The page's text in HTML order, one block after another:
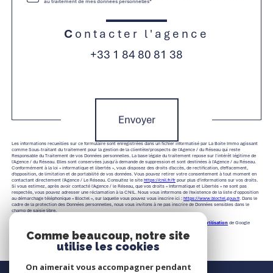
Contacter l'agence
+33 1 84 80 81 38
Envoyer
Les informations recueillies sur ce formulaire sont enregistrées dans un fichier informatisé par La Boite Immo agissant
comme Sous-traitant du traitement pour la gestion de la clientèle/prospects de l'Agence / du Réseau qui reste
Responsable du Traitement de vos Données personnelles. La base légale du traitement repose sur l'intérêt légitime de
l'Agence / du Réseau. Elles sont conservées jusqu'à demande de suppression et sont destinées à l'Agence / au Réseau.
Conformément à la loi « informatique et libertés », vous disposez des droits d’accès, de rectification, d’effacement,
d’opposition, de limitation et de portabilité de vos données. Vous pouvez retirer votre consentement à tout moment en
contactant directement l’Agence / Le Réseau. Consultez le site https://cnil.fr/fr pour plus d’informations sur vos droits.
Si vous estimez, après avoir contacté l'Agence / le Réseau, que vos droits « Informatique et Libertés » ne sont pas
respectés, vous pouvez adresser une réclamation à la CNIL. Nous vous informons de l’existence de la liste d'opposition
au démarchage téléphonique « Bloctel », sur laquelle vous pouvez vous inscrire ici : https://www.bloctel.gouv.fr. Dans le
cadre de la protection des Données personnelles, nous vous invitons à ne pas inscrire de Données sensibles dans le
champ de saisie libre.
Conditions d'utilisation de Google
Comme beaucoup, notre site
utilise les cookies
On aimerait vous accompagner pendant